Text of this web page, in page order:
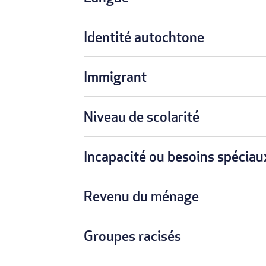
Identité autochtone
Immigrant
Niveau de scolarité
Incapacité ou besoins
Revenu du ménage
Groupes racisés